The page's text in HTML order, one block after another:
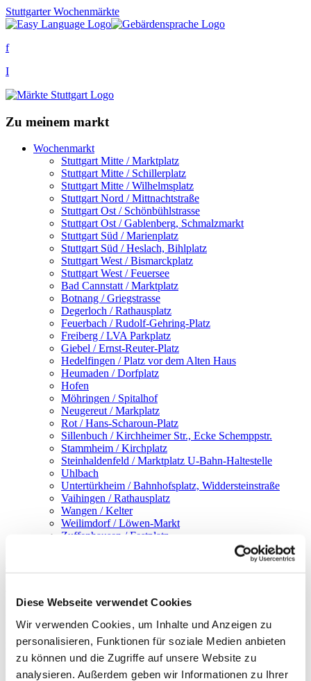
Diese Webseite verwendet Cookies
Wir verwenden Cookies, um Inhalte und Anzeigen zu
personalisieren, Funktionen für soziale Medien anbieten
zu können und die Zugriffe auf unsere Website zu
analysieren. Außerdem geben wir Informationen zu Ihrer
Stuttgarter Wochenmärkte
f
I
Zu meinem markt
Wochenmarkt
Stuttgart Mitte / Marktplatz
Stuttgart Mitte / Schillerplatz
Stuttgart Mitte / Wilhelmsplatz
Stuttgart Nord / Mittnachtstraße
Stuttgart Ost / Schönbühlstrasse
Stuttgart Ost / Gablenberg, Schmalzmarkt
Stuttgart Süd / Marienplatz
Stuttgart Süd / Heslach, Bihlplatz
Stuttgart West / Bismarckplatz
Stuttgart West / Feuersee
Bad Cannstatt / Marktplatz
Botnang / Griegstrasse
Degerloch / Rathausplatz
Feuerbach / Rudolf-Gehring-Platz
Freiberg / LVA Parkplatz
Giebel / Ernst-Reuter-Platz
Hedelfingen / Platz vor dem Alten Haus
Heumaden / Dorfplatz
Hofen
Möhringen / Spitalhof
Neugereut / Markplatz
Rot / Hans-Scharoun-Platz
Sillenbuch / Kirchheimer Str., Ecke Schemppstr.
Stammheim / Kirchplatz
Steinhaldenfeld / Marktplatz U-Bahn-Haltestelle
Uhlbach
Untertürkheim / Bahnhofsplatz, Widdersteinstraße
Vaihingen / Rathausplatz
Wangen / Kelter
Weilimdorf / Löwen-Markt
Zuffenhausen / Festplatz
Pasta mit Pfifferlingen, Tomaten und Parmesan-Chips
Bauarbeiten Interimsbad Zuffenhausen
Liebe Kundinnen und Kunden,